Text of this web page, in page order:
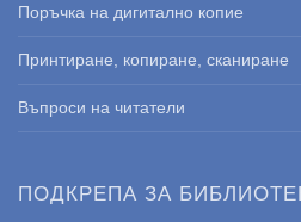
Поръчка на дигитално копие
Принтиране, копиране, сканиране
Въпроси на читатели
ПОДКРЕПА ЗА